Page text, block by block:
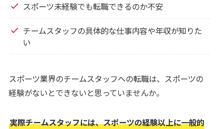
スポーツ未経験でも転職できるのか不安
チームスタッフの具体的な仕事内容や年収が知りた
い
スポーツ業界のチームスタッフへの転職は、スポーツの
経験がないとできないと思っていませんか。
実際チームスタッフには、スポーツの経験以上に一般的